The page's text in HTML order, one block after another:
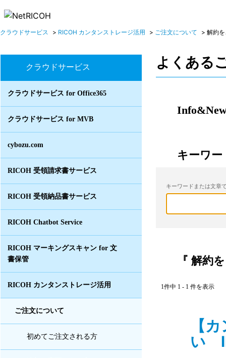
クラウドサービス > RICOH カンタンストレージ活用 > ご注文について > 解約
クラウドサービス
クラウドサービス for Office365
クラウドサービス for MVB
cybozu.com
RICOH 受領請求書サービス
RICOH 受領納品書サービス
RICOH Chatbot Service
RICOH マーキングスキャン for 文
書保管
RICOH カンタンストレージ活用
ご注文について
初めてご注文される方
よくある
キーワー
キーワードまたは文章
『 解約
1件中 1 - 1 件を表示
【
い